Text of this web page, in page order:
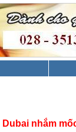
nhắm